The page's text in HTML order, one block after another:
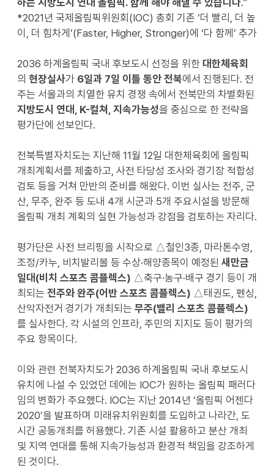
*2021년 국제올림픽위원회(IOC) 총회 기존 ‘더 빨리, 더 높
이, 더 힘차게’(Faster, Higher, Stronger)에 ‘다 함께’ 추가
2036 하계올림픽 국내 후보도시 선정을 위한 대한체육회
의 현장실사가 6일과 7일 이틀 동안 전북에서 진행된다. 전
주는 서울과의 치열한 유치 경쟁 속에서 전북만의 차별화된
지방도시 연대 , K-컬쳐 지속가능성을 중심으로 한 전략을
평가단에 선보인다.
전북특별자치도는 지난해 11월 12일 대한체육회에 올림픽
개최계획서를 제출하고, 사전 타당성 조사와 경기장 적합성
검토 등을 거쳐 만반의 준비를 해왔다. 이번 실사는 전주, 군
산, 무주, 완주 등 도내 4개 시군과 5개 주요시설을 방문해
올림픽 개최 계획의 실현 가능성과 강점을 검토하는 자리다.
평가단은 사전 브리핑을 시작으로 △철인3종, 마라톤수영,
조정/카누, 비치발리볼 등 수상·해양종목이 예정된 새만금
일대 (비치 스포츠 콤플렉스) △축구·농구·배구 경기 등이 개
최되는 전주와 완주(어반 스포츠 콤플렉스) △태권도, 펜싱,
산악자전거 경기가 개최되는 무주(밸리 스포츠 콤플렉스)
를 실사한다. 각 시설의 인프라, 주민의 지지도 등이 평가의
주요 항목이다.
이와 관련 전북자치도가 2036 하계올림픽 국내 후보도시
유치에 나설 수 있었던 데에는 IOC가 원하는 올림픽 패러다
임의 변화가 주요했다. IOC는 지난 2014년 ‘올림픽 어젠다
2020’을 발표하며 미래유치위원회를 도입하고 나라간, 도
시간 공동개최를 허용했다. 기존 시설 활용하고 분산 개최
및 지역 연대를 통해 지속가능성과 환경적 책임을 강조하게
된 것이다.